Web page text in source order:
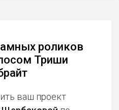
роликов
Триши
ваш проект